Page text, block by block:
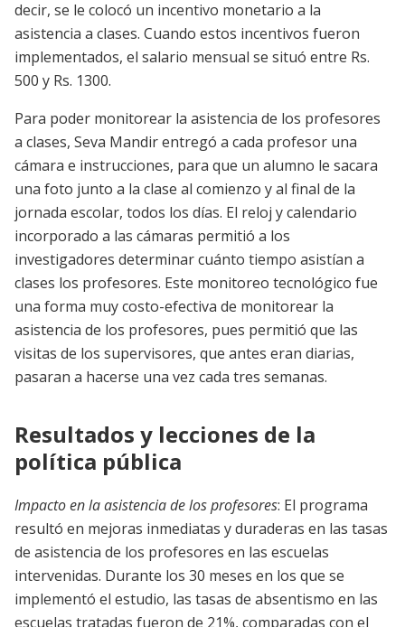
decir, se le colocó un incentivo monetario a la
asistencia a clases. Cuando estos incentivos fueron
implementados, el salario mensual se situó entre Rs.
500 y Rs. 1300.
Para poder monitorear la asistencia de los profesores
a clases, Seva Mandir entregó a cada profesor una
cámara e instrucciones, para que un alumno le sacara
una foto junto a la clase al comienzo y al final de la
jornada escolar, todos los días. El reloj y calendario
incorporado a las cámaras permitió a los
investigadores determinar cuánto tiempo asistían a
clases los profesores. Este monitoreo tecnológico fue
una forma muy costo-efectiva de monitorear la
asistencia de los profesores, pues permitió que las
visitas de los supervisores, que antes eran diarias,
pasaran a hacerse una vez cada tres semanas.
Resultados y lecciones de la
política pública
Impacto en la asistencia de los profesores: El programa
resultó en mejoras inmediatas y duraderas en las tasas
de asistencia de los profesores en las escuelas
intervenidas. Durante los 30 meses en los que se
implementó el estudio, las tasas de absentismo en las
escuelas tratadas fueron de 21%, comparadas con el